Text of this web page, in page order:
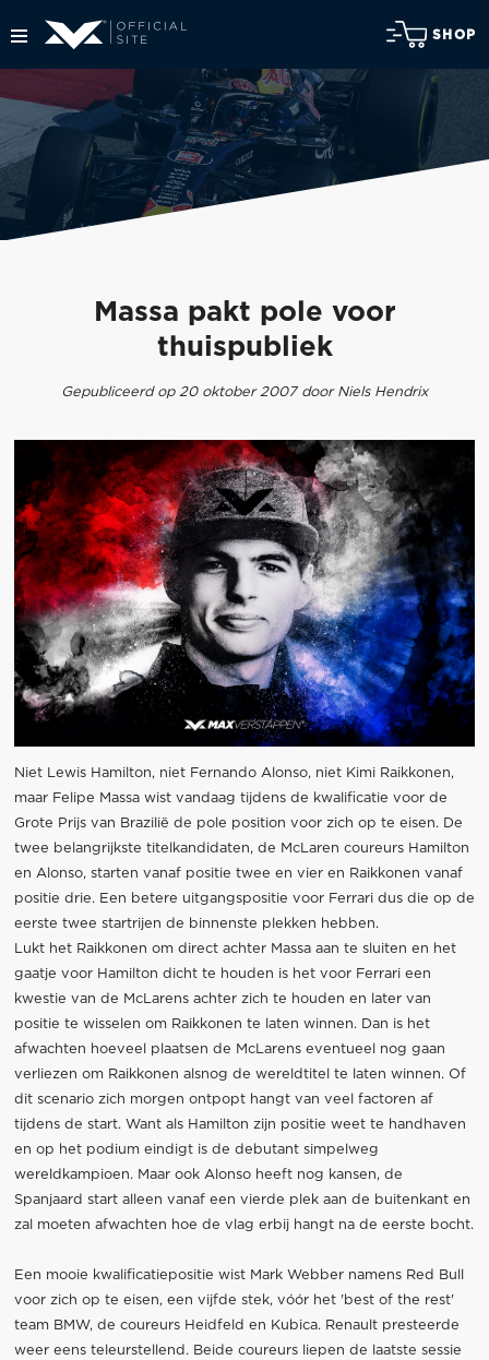
SHOP
Massa pakt pole voor
thuispubliek
Gepubliceerd op 20 oktober 2007 door Niels Hendrix
Niet Lewis Hamilton, niet Fernando Alonso, niet Kimi Raikkonen,
maar Felipe Massa wist vandaag tijdens de kwalificatie voor de
Grote Prijs van Brazilië de pole position voor zich op te eisen. De
twee belangrijkste titelkandidaten, de McLaren coureurs Hamilton
en Alonso, starten vanaf positie twee en vier en Raikkonen vanaf
positie drie. Een betere uitgangspositie voor Ferrari dus die op de
eerste twee startrijen de binnenste plekken hebben.
Lukt het Raikkonen om direct achter Massa aan te sluiten en het
gaatje voor Hamilton dicht te houden is het voor Ferrari een
kwestie van de McLarens achter zich te houden en later van
positie te wisselen om Raikkonen te laten winnen. Dan is het
afwachten hoeveel plaatsen de McLarens eventueel nog gaan
verliezen om Raikkonen alsnog de wereldtitel te laten winnen. Of
dit scenario zich morgen ontpopt hangt van veel factoren af
tijdens de start. Want als Hamilton zijn positie weet te handhaven
en op het podium eindigt is de debutant simpelweg
wereldkampioen. Maar ook Alonso heeft nog kansen, de
Spanjaard start alleen vanaf een vierde plek aan de buitenkant en
zal moeten afwachten hoe de vlag erbij hangt na de eerste bocht.
Een mooie kwalificatiepositie wist Mark Webber namens Red Bull
voor zich op te eisen, een vijfde stek, vóór het 'best of the rest'
team BMW, de coureurs Heidfeld en Kubica. Renault presteerde
weer eens teleurstellend. Beide coureurs liepen de laatste sessie